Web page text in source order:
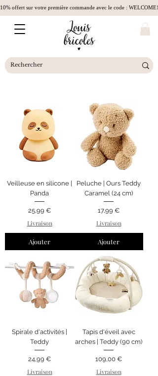
10% offert sur votre première commande avec le code :
Veilleuse en silicone |
Panda
Prix
25,99 €
Livraison
Ajouter
Peluche | Ours Teddy
Caramel (24 cm)
Prix
17,99 €
Livraison
Ajouter
Spirale d'activités |
Teddy
Prix
24,99 €
Livraison
Tapis d'éveil avec
arches | Teddy (90 cm)
Prix
109,00 €
Livraison